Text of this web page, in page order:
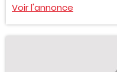
Voir l'annonce